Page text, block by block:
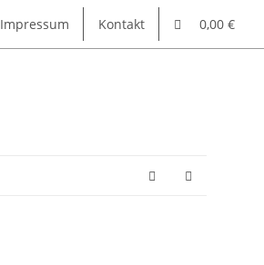
Impressum Kontakt 0,00 €